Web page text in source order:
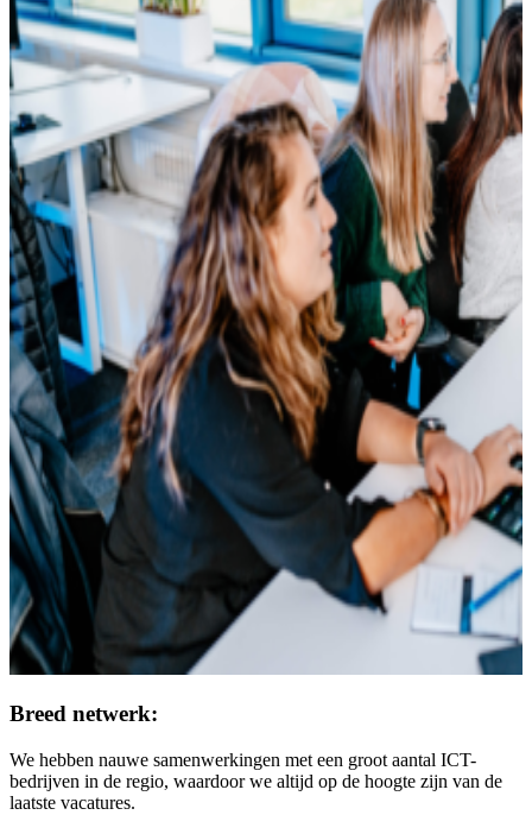
Breed netwerk:
We hebben nauwe samenwerkingen met een groot aantal ICT-
bedrijven in de regio, waardoor we altijd op de hoogte zijn van de
laatste vacatures.